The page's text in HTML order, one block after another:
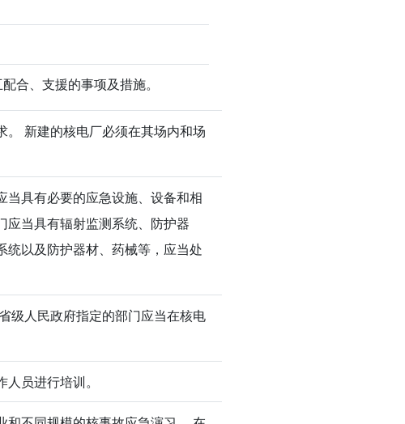
合、支援的事项及措施。
新建的核电厂必须在其场内和场
具有必要的应急设施、设备和相
应当具有辐射监测系统、防护器
统以及防护器材、药械等，应当处
级人民政府指定的部门应当在核电
员进行培训。